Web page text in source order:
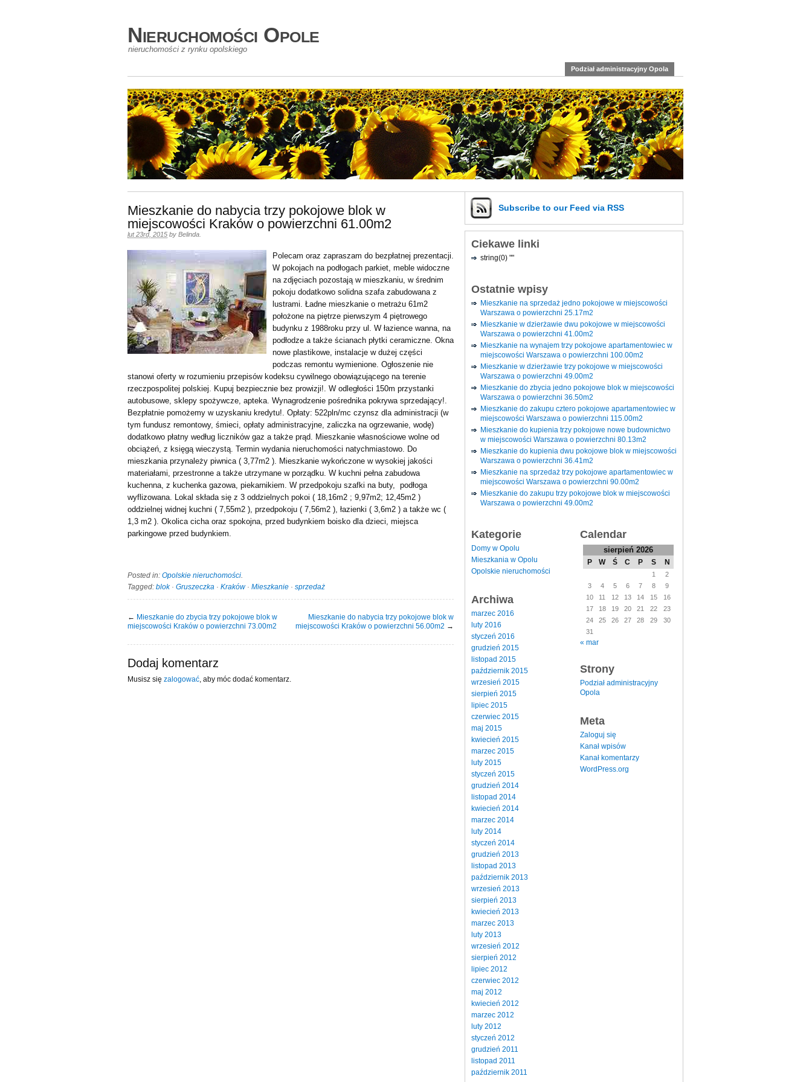
Nieruchomości Opole
nieruchomości z rynku opolskiego
Podział administracyjny Opola
Mieszkanie do nabycia trzy pokojowe blok w
miejscowości Kraków o powierzchni 61.00m2
lut 23rd, 2015 by Belinda
Polecam oraz zapraszam do bezpłatnej prezentacji.
W pokojach na podłogach parkiet, meble widoczne
na zdjęciach pozostają w mieszkaniu, w średnim
pokoju dodatkowo solidna szafa zabudowana z
lustrami. Ładne mieszkanie o metrażu 61m2
położone na piętrze pierwszym 4 piętrowego
budynku z 1988roku przy ul. W łazience wanna, na
podłodze a także ścianach płytki ceramiczne. Okna
nowe plastikowe, instalacje w dużej części
podczas remontu wymienione. Ogłoszenie nie
stanowi oferty w rozumieniu przepisów kodeksu cywilnego obowiązującego na terenie
rzeczpospolitej polskiej. Kupuj bezpiecznie bez prowizji!. W odległości 150m przystanki
autobusowe, sklepy spożywcze, apteka. Wynagrodzenie pośrednika pokrywa sprzedający!.
Bezpłatnie pomożemy w uzyskaniu kredytu!. Opłaty: 522pln/mc czynsz dla administracji (w
tym fundusz remontowy, śmieci, opłaty administracyjne, zaliczka na ogrzewanie, wodę)
dodatkowo płatny według liczników gaz a także prąd. Mieszkanie własnościowe wolne od
obciążeń, z księgą wieczystą. Termin wydania nieruchomości natychmiastowo. Do
mieszkania przynależy piwnica ( 3,77m2 ). Mieszkanie wykończone w wysokiej jakości
materiałami, przestronne a także utrzymane w porządku. W kuchni pełna zabudowa
kuchenna, z kuchenka gazowa, piekarnikiem. W przedpokoju szafki na buty, podłoga
wyflizowana. Lokal składa się z 3 oddzielnych pokoi ( 18,16m2 ; 9,97m2; 12,45m2 )
oddzielnej widnej kuchni ( 7,55m2 ), przedpokoju ( 7,56m2 ), łazienki ( 3,6m2 ) a także wc (
1,3 m2 ). Okolica cicha oraz spokojna, przed budynkiem boisko dla dzieci, miejsca
parkingowe przed budynkiem.
Posted in: Opolskie nieruchomości.
Tagged: blok· Gruszeczka · Kraków· Mieszkanie · sprzedaż
← Mieszkanie do zbycia trzy pokojowe blok w
miejscowości Kraków o powierzchni 73.00m2
Mieszkanie do nabycia trzy pokojowe blok w
miejscowości Kraków o powierzchni 56.00m2 →
Dodaj komentarz
Musisz się zalogować , aby móc dodać komentarz.
Subscribe to our Feed via RSS
Ciekawe linki
string(0) ""
Ostatnie wpisy
Mieszkanie na sprzedaż jedno pokojowe w miejscowości
Warszawa o powierzchni 25.17m2
Mieszkanie w dzierżawie dwu pokojowe w miejscowości
Warszawa o powierzchni 41.00m2
Mieszkanie na wynajem trzy pokojowe apartamentowiec w
miejscowości Warszawa o powierzchni 100.00m2
Mieszkanie w dzierżawie trzy pokojowe w miejscowości
Warszawa o powierzchni 49.00m2
Mieszkanie do zbycia jedno pokojowe blok w miejscowości
Warszawa o powierzchni 36.50m2
Mieszkanie do zakupu cztero pokojowe apartamentowiec w
miejscowości Warszawa o powierzchni 115.00m2
Mieszkanie do kupienia trzy pokojowe nowe budownictwo
w miejscowości Warszawa o powierzchni 80.13m2
Mieszkanie do kupienia dwu pokojowe blok w miejscowości
Warszawa o powierzchni 36.41m2
Mieszkanie na sprzedaż trzy pokojowe apartamentowiec w
miejscowości Warszawa o powierzchni 90.00m2
Mieszkanie do zakupu trzy pokojowe blok w miejscowości
Warszawa o powierzchni 49.00m2
Kategorie
Domy w Opolu
Mieszkania w Opolu
Opolskie nieruchomości
Archiwa
marzec 2016
luty 2016
styczeń 2016
grudzień 2015
listopad 2015
październik 2015
wrzesień 2015
sierpień 2015
lipiec 2015
czerwiec 2015
maj 2015
kwiecień 2015
marzec 2015
luty 2015
styczeń 2015
grudzień 2014
listopad 2014
kwiecień 2014
marzec 2014
luty 2014
styczeń 2014
grudzień 2013
listopad 2013
październik 2013
wrzesień 2013
sierpień 2013
kwiecień 2013
marzec 2013
luty 2013
wrzesień 2012
sierpień 2012
lipiec 2012
czerwiec 2012
maj 2012
kwiecień 2012
marzec 2012
luty 2012
styczeń 2012
grudzień 2011
listopad 2011
październik 2011
Calendar
sierpień 2026
P W Ś C P S N
1
2
3
4 5 6 7 8
9
10
11 12 13 14 15
16
17
18 19 20 21 22
23
24
25 26 27 28 29
30
31
« mar
Strony
Podział administracyjny
Opola
Meta
Zaloguj się
Kanał wpisów
Kanał komentarzy
WordPress.org